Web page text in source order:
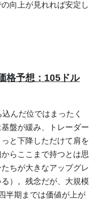
向上が見れれば安定し
予想：105ドル
んだ位ではまったく
盤が緩み、トレーダー
と下降しただけて肩を
らここまで持つとは思
ちが大きなアップグレ
）。残念だが、大規模
半期までは価値が上が